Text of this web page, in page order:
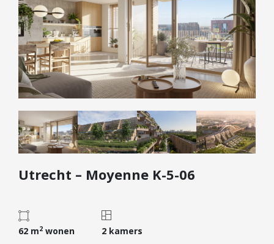
Nieuwbouw
Bedrijfsaanbod
Huuraanbod
Bestaande bouw
Internationaal
Nieuwbouw
Bedrijfsaanbod
Diensten
Kopen
Huren
Verhuren
Utrecht – Moyenne K-5-06
62 m2 wonen 2 kamers